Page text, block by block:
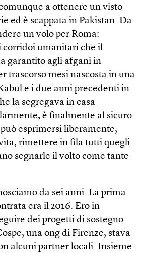
a ottenere un visto
ed è scappata in Pakistan. Da
un volo per Roma:
corridoi umanitari che il
garantito agli afgani in
trascorso mesi nascosta in una
e i due anni precedenti in
la segregava in casa
è finalmente al sicuro.
esprimersi liberamente,
rimettere in fila tutti quegli
segnarle il volto come tante
da sei anni. La prima
era il 2016. Ero in
dei progetti di sostegno
una ong di Firenze, stava
alcuni partner locali. Insieme